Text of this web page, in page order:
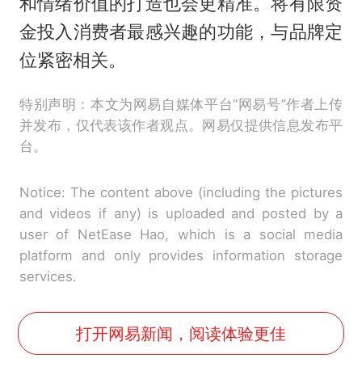
金投入消费者最感兴趣的功能，与品牌定
位紧密相关。
特别声明：本文为网易自媒体平台“网易号”作者上传
并发布，仅代表该作者观点。网易仅提供信息发布平
台。
Notice: The content above (including the pictures
and videos if any) is uploaded and posted by a
user of NetEase Hao, which is a social media
platform and only provides information storage
services.
打开网易新闻，阅读体验更佳